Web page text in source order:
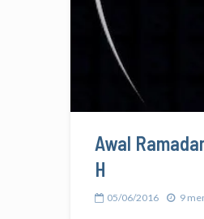
Awal
H
05/06/2016 9